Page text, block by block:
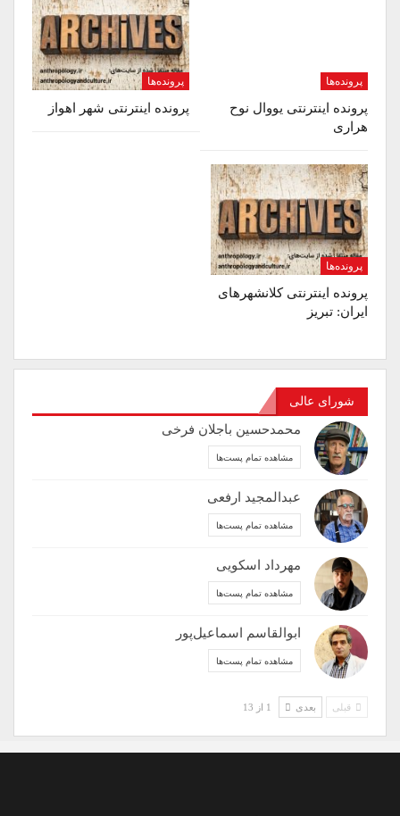
پرونده‌ها
پرونده اینترنتی یووال نوح
هراری
پرونده‌ها
پرونده اینترنتی شهر اهواز
پرونده‌ها
پرونده اینترنتی کلانشهرهای
ایران: تبریز
شورای عالی
محمدحسین باجلان فرخی
مشاهده تمام پست‌ها
عبدالمجید ارفعی
مشاهده تمام پست‌ها
مهرداد اسکویی
مشاهده تمام پست‌ها
ابوالقاسم اسماعیل‌پور
مشاهده تمام پست‌ها
قبلی بعدی